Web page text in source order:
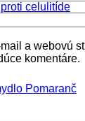
celulitíde
Pomaranč
a webovú
komentáre.